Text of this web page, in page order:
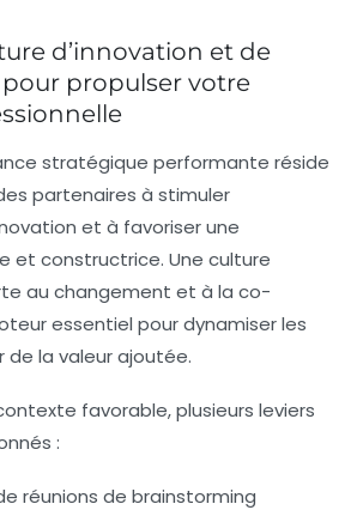
d’innovation et de
propulser votre
stratégique performante réside
partenaires à stimuler
et à favoriser une
et constructrice. Une culture
au changement et à la co-
essentiel pour dynamiser les
la valeur ajoutée.
favorable, plusieurs leviers
:
réunions de brainstorming